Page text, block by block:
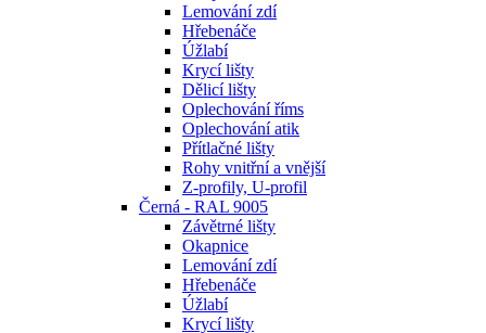
Lemování zdí
Hřebenáče
Úžlabí
Krycí lišty
Dělicí lišty
Oplechování říms
Oplechování atik
Přítlačné lišty
Rohy vnitřní a vnější
Z-profily, U-profil
Černá - RAL 9005
Závětrné lišty
Okapnice
Lemování zdí
Hřebenáče
Úžlabí
Krycí lišty